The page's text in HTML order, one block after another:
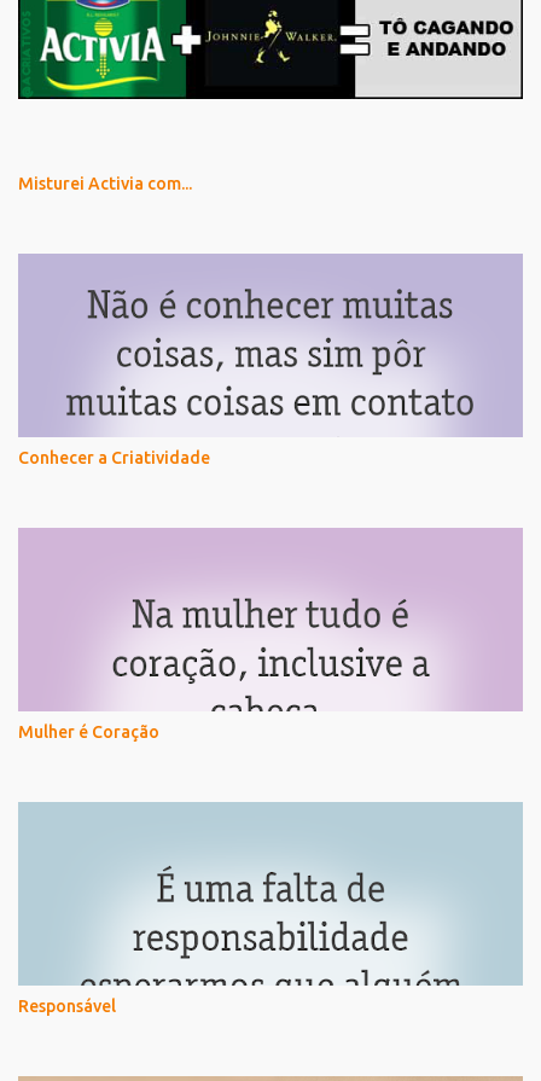
Misturei Activia com...
Conhecer a Criatividade
Mulher é Coração
Responsável